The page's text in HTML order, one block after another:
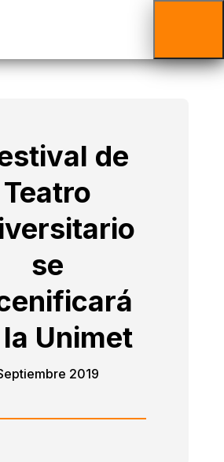
de
Teatro
se
Unimet
2019